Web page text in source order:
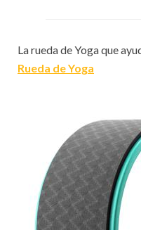
La rueda de Yoga que
Rueda de Yoga